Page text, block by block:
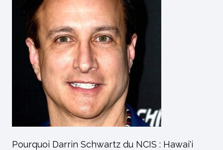
Pourquoi Darrin Schwartz du NCIS : Hawai'i